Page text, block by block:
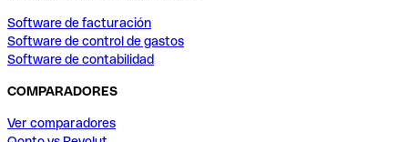
Software de facturación
Software de control de gastos
Software de contabilidad
COMPARADORES
Ver comparadores